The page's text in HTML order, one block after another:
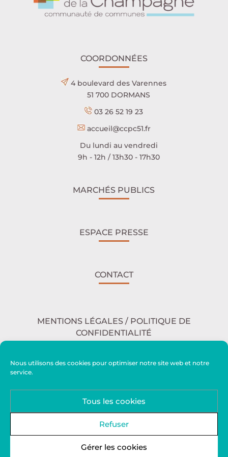
Nous utilisons des cookies pour optimiser notre site web et notre
service.
Tous les cookies
Refuser
Gérer les cookies
COORDONNÉES
4 boulevard des Varennes
51 700 DORMANS
03 26 52 19 23
accueil@ccpc51.fr
Du lundi au vendredi
9h - 12h / 13h30 - 17h30
MARCHÉS PUBLICS
ESPACE PRESSE
CONTACT
MENTIONS LÉGALES / POLITIQUE DE
CONFIDENTIALITÉ